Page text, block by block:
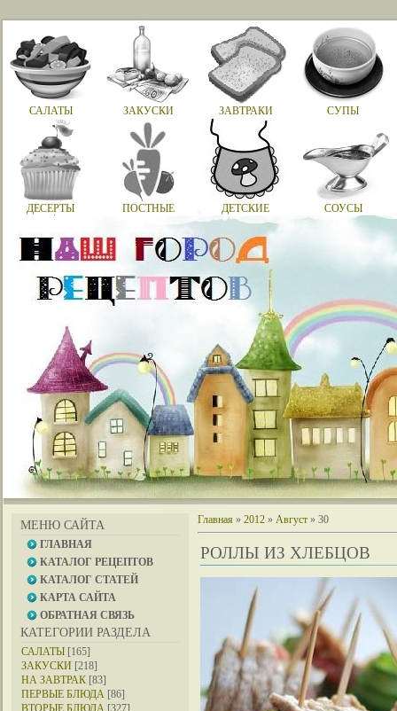
САЛАТЫ ЗАКУСКИ ЗАВТРАКИ СУПЫ
ДЕСЕРТЫ ПОСТНЫЕ ДЕТСКИЕ СОУСЫ
МЕНЮ САЙТА
ГЛАВНАЯ
КАТАЛОГ РЕЦЕПТОВ
КАТАЛОГ СТАТЕЙ
КАРТА САЙТА
ОБРАТНАЯ СВЯЗЬ
КАТЕГОРИИ РАЗДЕЛА
САЛАТЫ [165]
ЗАКУСКИ [218]
НА ЗАВТРАК [83]
ПЕРВЫЕ БЛЮДА [86]
ВТОРЫЕ БЛЮДА [327]
Главная » 2012 » Август » 30
РОЛЛЫ ИЗ ХЛЕБЦОВ